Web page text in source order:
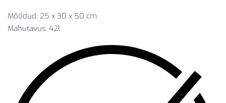
Mõõdud: 25 x 30 x 50 cm
Mahutavus: 42l